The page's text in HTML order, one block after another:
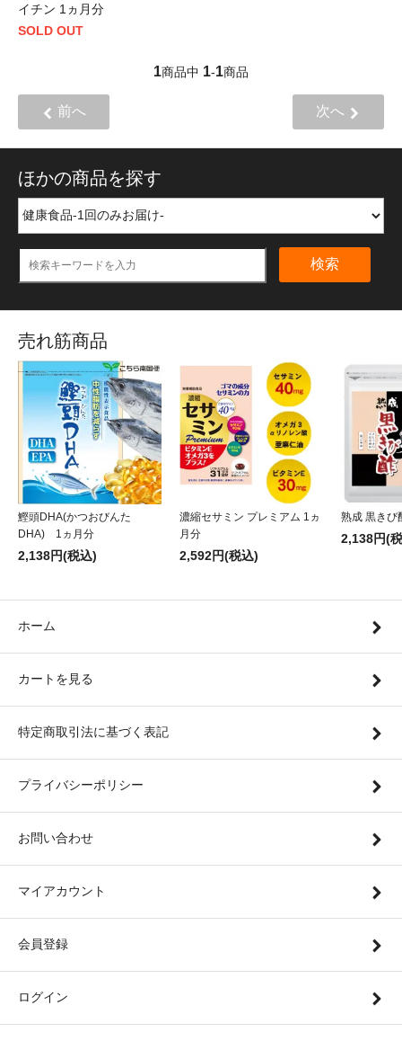
イチン 1ヵ月分
SOLD OUT
1商品中 1-1商品
前へ 次へ
ほかの商品を探す
検索
売れ筋商品
鰹頭DHA(かつおびんた
DHA) 1ヵ月分
2,138円(税込)
濃縮セサミン プレミアム 1ヵ
月分
2,592円(税込)
熟成 黒きび
2,138円(
ホーム
カートを見る
特定商取引法に基づく表記
プライバシーポリシー
お問い合わせ
マイアカウント
会員登録
ログイン